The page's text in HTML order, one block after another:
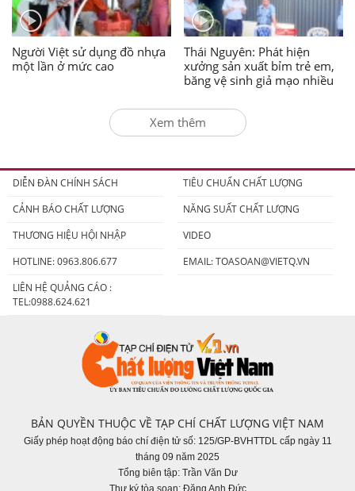
Người Việt sử dụng đồ nhựa
một lần ở mức cao
Thái Nguyên: Phát hiện
xưởng sản xuất bỉm trẻ em,
băng vệ sinh giả mạo nhiều
Xem thêm
DIỄN ĐÀN CHÍNH SÁCH
TIÊU CHUẨN CHẤT LƯỢNG
CẢNH BÁO CHẤT LƯỢNG
NĂNG SUẤT CHẤT LƯỢNG
THƯƠNG HIỆU HỘI NHẬP
VIDEO
HOTLINE: 0963.806.677
EMAIL:TOASOAN@VIETQ.VN
LIÊN HỆ QUẢNG CÁO :
TEL:0988.624.621
BẢN QUYỀN THUỘC VỀ TẠP CHÍ CHẤT LƯỢNG VIỆT NAM
Giấy phép hoạt động báo chí điện tử số: 125/GP-BVHTTDL cấp ngày 11
tháng 09 năm 2025
Tổng biên tập: Trần Văn Dư